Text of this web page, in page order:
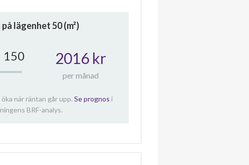
lägenhet50(m²)
150 2016 kr
per månad
när räntan går upp. Se prognos i
BRF-analys.